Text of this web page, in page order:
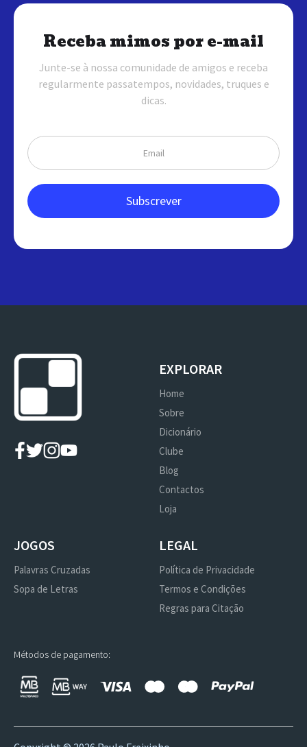
Receba mimos por e-mail
Junte-se à nossa comunidade de amigos e receba
regularmente passatempos, novidades, truques e
dicas.
EXPLORAR
Home
Sobre
Dicionário
Clube
Blog
Contactos
Loja
JOGOS
Palavras Cruzadas
Sopa de Letras
LEGAL
Política de Privacidade
Termos e Condições
Regras para Citação
Métodos de pagamento: